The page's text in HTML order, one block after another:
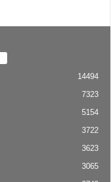
14494
7323
5154
3722
3623
3065